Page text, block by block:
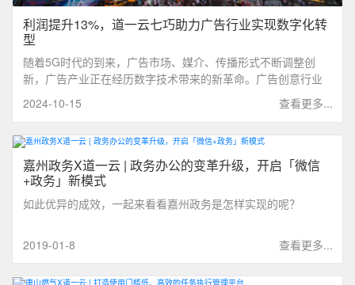
利润提升13%，道一云七巧助力广告行业实现数字化转
型
随着5G时代的到来，广告市场、媒介、传播形式不断调整创
新，广告产业正在经历数字技术带来的新革命。广告创意行业
在互联网的驱动下，融入人工智能等新兴技术，开启了创意表
达的新时代，并由此衍生出OTT广告、原生广告、沉浸体验式
查看更多...
2024-10-15
嘉州政务X道一云 | 政务办公的变革升级，开启「微信
+政务」新模式
如此优异的成效，一起来看看嘉州政务是怎样实现的呢？
查看更多...
2019-01-8